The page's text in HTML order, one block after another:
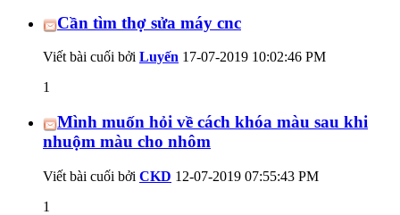
Cần tìm thợ sửa máy cnc
Viết bài cuối bởi Luyến 17-07-2019 10:02:46 PM
1
Mình muốn hỏi về cách khóa màu sau khi
nhuộm màu cho nhôm
Viết bài cuối bởi CKD 12-07-2019 07:55:43 PM
1